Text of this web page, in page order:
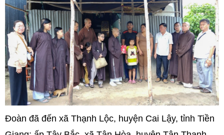
Đoàn đã đến xã Thạnh Lộc, huyện Cai Lậy, tỉnh Tiền